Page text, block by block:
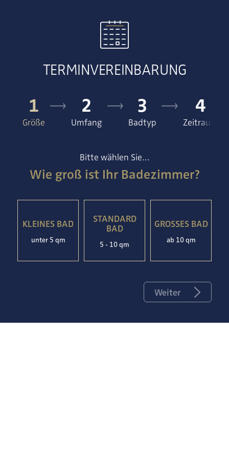
TERMINVEREINBARUNG
1
Größe
2
Umfang
3
Badtyp
4
Zeitraum
Bitte wählen Sie…
Wie groß ist Ihr Badezimmer?
KLEINES BAD
unter 5 qm
STANDARD
BAD
5 - 10 qm
GROSSES BAD
ab 10 qm
Weiter